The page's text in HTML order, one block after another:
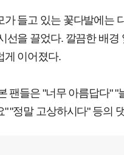
가 들고 있는 꽃다발에는
선을 끌었다. 깔끔한 배
게 이어졌다.
팬들은 "너무 아름답다" "
" "정말 고상하시다" 등의